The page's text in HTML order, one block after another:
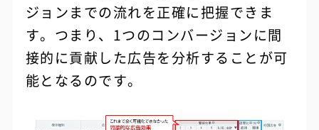
ジョンまでの流れを正確に把握できま
す。つまり、1つのコンバージョンに間
接的に貢献した広告を分析することが可
能となるのです。